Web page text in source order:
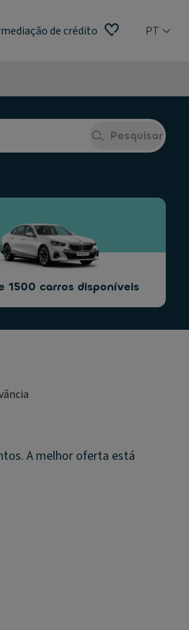
de crédito PT
Pesquisar
1500 carros disponíveis
A melhor oferta está